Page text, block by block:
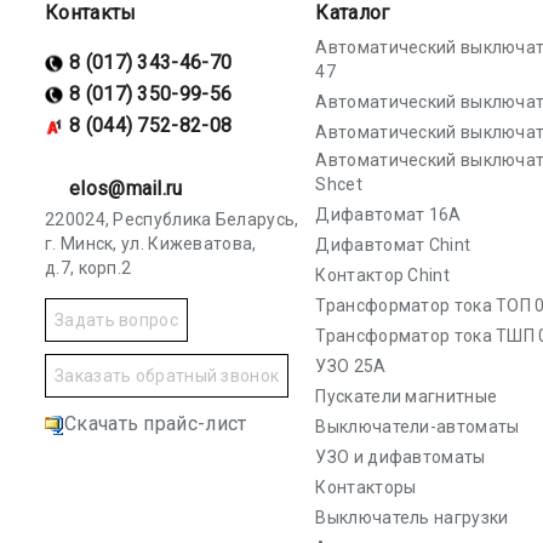
Контакты
8 (017) 343-46-70
8 (017) 350-99-56
8 (044) 752-82-08
elos@mail.ru
220024, Республика Беларусь,
г. Минск, ул. Кижеватова,
д.7, корп.2
Задать вопрос
Заказать обратный звонок
Скачать прайс-лист
Каталог
Автоматический
47
Автоматический
Автоматический
Автоматический
Shcet
Дифавтомат 16А
Дифавтомат Chint
Контактор Chint
Трансформатор тока ТОП
Трансформатор тока ТШП
УЗО 25А
Пускатели магнитные
Выключатели-автоматы
УЗО и дифавтоматы
Контакторы
Выключатель нагрузки